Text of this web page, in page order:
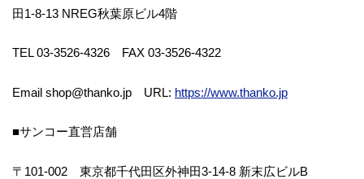
田1-8-13 NREG秋葉原ビル4階
TEL 03-3526-4326 FAX 03-3526-4322
Email shop@thanko.jp URL: https://www.thanko.jp
■サンコー直営店舗
〒101-002 東京都千代田区外神田3-14-8 新末広ビルB